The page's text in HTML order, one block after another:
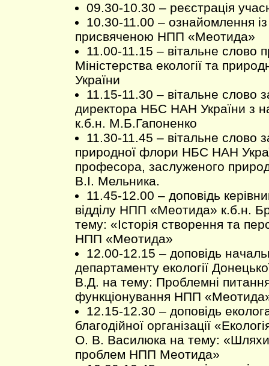
09.30-10.30 – реєстрація
10.30-11.00 – ознайомлення
присвяченою НПП «Меотида»
11.00-11.15 – вітальне слово
Міністерства екології та
України
11.15-11.30 – вітальне слово
директора НБС НАН України з
к.б.н. М.Б.Гапоненко
11.30-11.45 – вітальне слово
природної флори НБС НАН
професора, заслуженого
В.І. Мельника.
11.45-12.00 – доповідь
відділу НПП «Меотида» к.б.н.
тему: «Історія створення та
НПП «Меотида»
12.00-12.15 – доповідь
департаменту екології
В.Д. на тему: Проблемні питання
функціонування НПП
12.15-12.30 – доповідь
благодійної організації
О. В. Василюка на тему:
проблем НПП Меотида»